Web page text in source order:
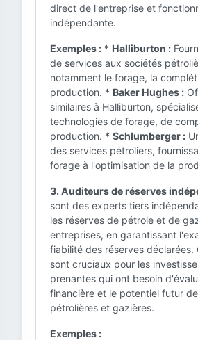
direct de l'entreprise et
indépendante.
Exemples : * Halliburton :
de services aux sociétés
notamment le forage, la
production. * Baker Hughes :
similaires à Halliburton,
technologies de forage, de
production. * Schlumberger :
des services pétroliers,
forage à l'optimisation de la
3. Auditeurs de réserves
sont des experts tiers
les réserves de pétrole et de
entreprises, en garantissant
fiabilité des réserves déclarées.
sont cruciaux pour les
prenantes qui ont besoin
financière et le potentiel futur
pétrolières et gazières.
Exemples :